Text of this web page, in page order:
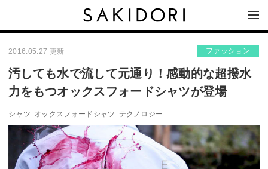
2016.05.27 更新 ファッション
汚しても水で流して元通り！感動的な超撥水
力をもつオックスフォードシャツが登場
シャツ オックスフォードシャツ テクノロジー